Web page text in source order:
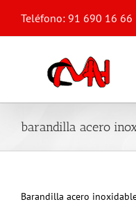
contenido
Teléfono: 91 690 16 66
barandilla acero
Barandilla acero